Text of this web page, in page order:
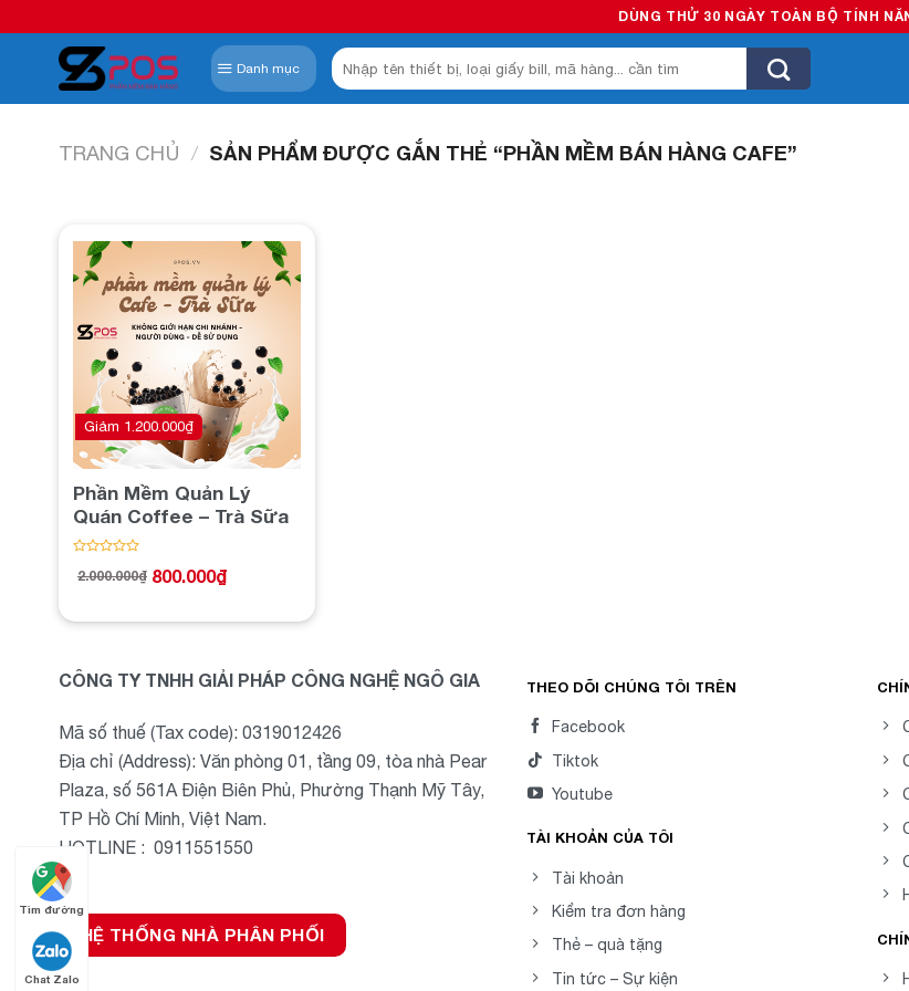
to
content
DÙNG THỬ 30 NGÀY TOÀN BỘ TÍNH
Danh mục
Tìm
kiếm:
TRANG CHỦ / SẢN PHẨM ĐƯỢC GẮN THẺ “PHẦN MỀM BÁN HÀNG CAFE”
wishlist
Phần Mềm Quản Lý
Quán Coffee – Trà Sữa
xếp
5
2.000.000₫
Giá
2.000.000₫.
800.000₫
Giá
là:
Giảm 1.200.000₫
CÔNG TY TNHH GIẢI PHÁP CÔNG NGHỆ NGÔ GIA
Mã số thuế (Tax code): 0319012426
Địa chỉ (Address): Văn phòng 01, tầng 09, tòa nhà Pear
Plaza, số 561A Điện Biên Phủ, Phường Thạnh Mỹ Tây,
TP Hồ Chí Minh, Việt Nam.
HOTLINE : 0911551550
HỆ THỐNG NHÀ PHÂN PHỐI
THEO DÕI CHÚNG TÔI TRÊN
Facebook
Tiktok
Youtube
TÀI KHOẢN CỦA TÔI
Tài khoản
Kiểm tra đơn hàng
Thẻ – quà tặng
Tin tức – Sự kiện
Tìm đường
Chat Zalo